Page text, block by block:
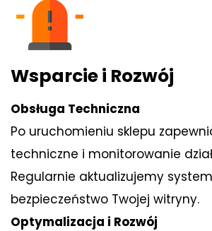
Wsparcie i Rozwój
Obsługa Techniczna
Po uruchomieniu sklepu
techniczne i monitorowanie
Regularnie aktualizujemy
bezpieczeństwo Twojej witryny.
Optymalizacja i Rozwój